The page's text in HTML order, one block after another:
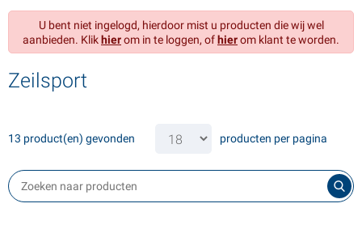
Aspöck
verlichting Radex
verlichting LED
& 24V toebehoren
& noodartikelen
accessoires
camping
en onderhoud
boot toebehoren
Norsk
Dansk
Italiano
U bent niet ingelogd, hierdoor mist u producten die wij wel
aanbieden. Klikhierom in te loggen, ofhierom klant te worden.
Zeilsport
13 product(en) gevonden producten per pagina